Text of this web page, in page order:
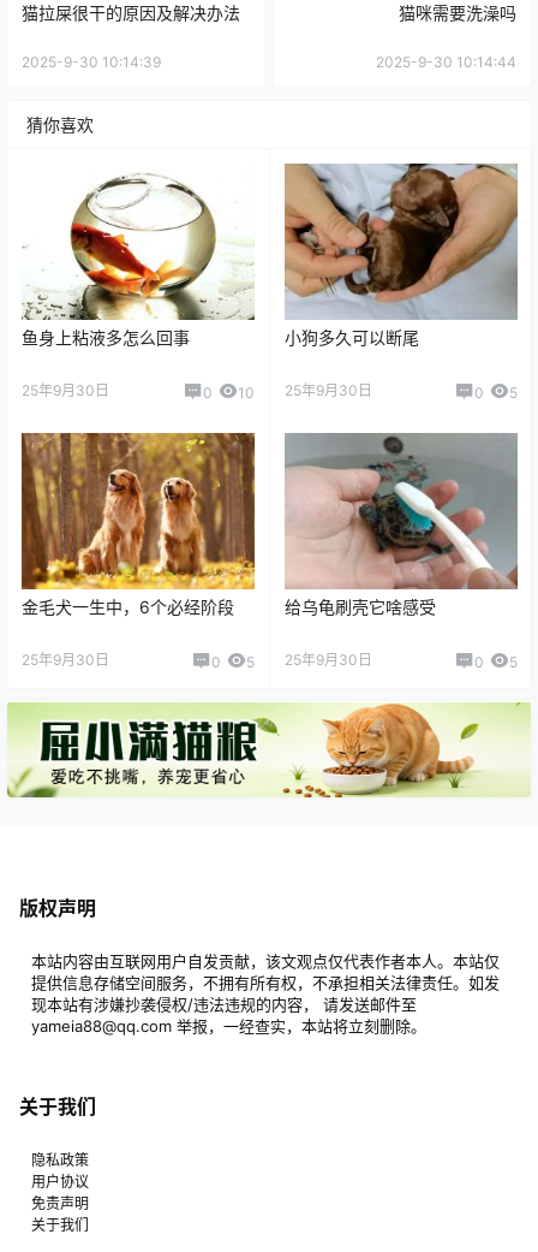
猫拉屎很干的原因及解决办法
2025-9-30 10:14:39
猫咪需要洗澡吗
2025-9-30 10:14:44
猜你喜欢
鱼身上粘液多怎么回事
25年9月30日 0 10
小狗多久可以断尾
25年9月30日 0 5
金毛犬一生中，6个必经阶段
25年9月30日 0 5
给乌龟刷壳它啥感受
25年9月30日 0 5
版权声明
本站内容由互联网用户自发贡献，该文观点仅代表作者本人。本站仅
提供信息存储空间服务，不拥有所有权，不承担相关法律责任。如发
现本站有涉嫌抄袭侵权/违法违规的内容， 请发送邮件至
yameia88@qq.com 举报，一经查实，本站将立刻删除。
关于我们
隐私政策
用户协议
免责声明
关于我们